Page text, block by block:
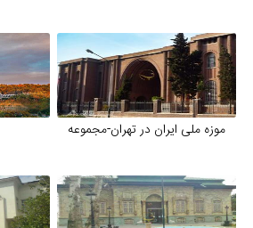
موزه ملی ایران در تهران-مجموعه